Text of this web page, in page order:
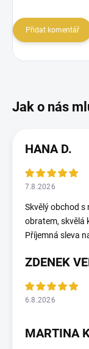
Přidat komentář
HANA D.
7.8.2026
Skvělý obchod s
obratem, skvělá
Příjemná sleva
ZDENEK
6.8.2026
MARTINA